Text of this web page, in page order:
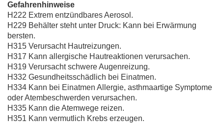
Gefahrenhinweise
H222 Extrem entzündbares Aerosol.
H229 Behälter steht unter Druck: Kann bei Erwärmung
bersten.
H315 Verursacht Hautreizungen.
H317 Kann allergische Hautreaktionen verursachen.
H319 Verursacht schwere Augenreizung.
H332 Gesundheitsschädlich bei Einatmen.
H334 Kann bei Einatmen Allergie, asthmaartige Symptome
oder Atembeschwerden verursachen.
H335 Kann die Atemwege reizen.
H351 Kann vermutlich Krebs erzeugen.